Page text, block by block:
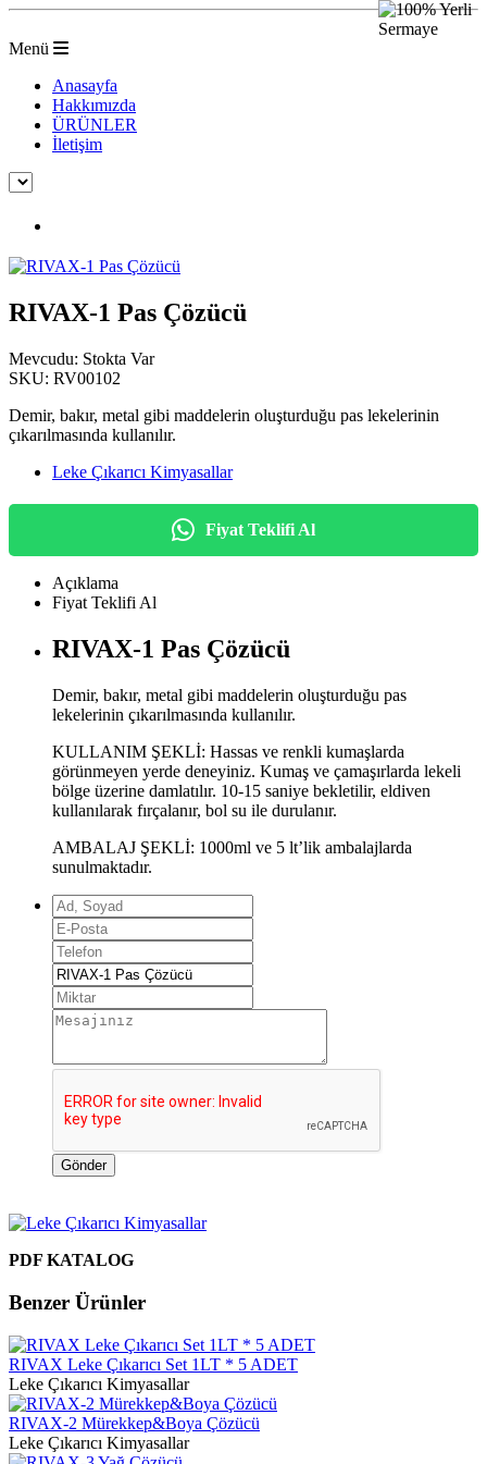
Menü
Anasayfa
Hakkımızda
ÜRÜNLER
İletişim
RIVAX-1 Pas Çözücü
Mevcudu: Stokta Var
SKU: RV00102
Demir, bakır, metal gibi maddelerin oluşturduğu pas lekelerinin
çıkarılmasında kullanılır.
Leke Çıkarıcı Kimyasallar
Fiyat Teklifi Al
Açıklama
Fiyat Teklifi Al
RIVAX-1 Pas Çözücü
Demir, bakır, metal gibi maddelerin oluşturduğu pas
lekelerinin çıkarılmasında kullanılır.
KULLANIM ŞEKLİ: Hassas ve renkli kumaşlarda
görünmeyen yerde deneyiniz. Kumaş ve çamaşırlarda lekeli
bölge üzerine damlatılır. 10-15 saniye bekletilir, eldiven
kullanılarak fırçalanır, bol su ile durulanır.
AMBALAJ ŞEKLİ: 1000ml ve 5 lt’lik ambalajlarda
sunulmaktadır.
Gönder
PDF KATALOG
Benzer Ürünler
RIVAX Leke Çıkarıcı Set 1LT * 5 ADET
Leke Çıkarıcı Kimyasallar
RIVAX-2 Mürekkep&Boya Çözücü
Leke Çıkarıcı Kimyasallar